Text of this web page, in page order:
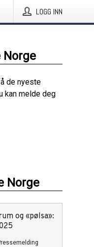
LOGG INN
Norge
de nyeste
kan melde deg
Norge
og «pølsa»: